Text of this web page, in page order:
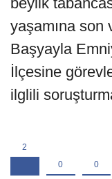
yaşamına son
Başyayla
İlçesine
ilglili